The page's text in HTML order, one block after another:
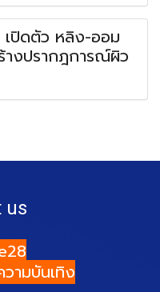
ปิดตัว หลิง-ออม
างปรากฎการณ์ผิว
us
วามบันเทิง